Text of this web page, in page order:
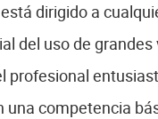
dirigido a
del uso de
profesional
una competencia